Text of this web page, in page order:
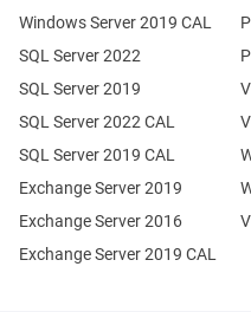
Exchange Server 2019
Exchange Server 2016
SQL Server 2022
SQL Server 2019
Windows Server 2019 CAL
SQL Server 2022 CAL
SQL Server 2019 CAL
Exchange Server 2019 CAL